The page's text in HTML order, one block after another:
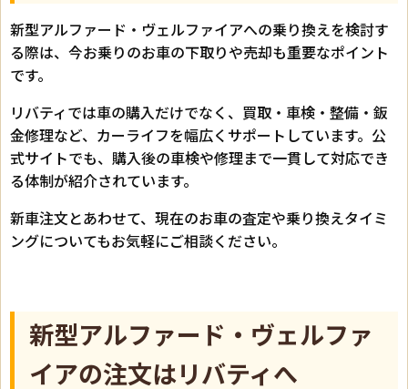
新型アルファード・ヴェルファイアへの乗り換えを検討す
る際は、今お乗りのお車の下取りや売却も重要なポイント
です。
リバティでは車の購入だけでなく、買取・車検・整備・鈑
金修理など、カーライフを幅広くサポートしています。公
式サイトでも、購入後の車検や修理まで一貫して対応でき
る体制が紹介されています。
新車注文とあわせて、現在のお車の査定や乗り換えタイミ
ングについてもお気軽にご相談ください。
新型アルファード・ヴェルファ
イアの注文はリバティへ